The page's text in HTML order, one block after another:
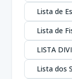
Lista de
Lista de
LISTA
Lista dos